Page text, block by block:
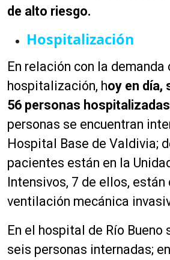
de alto riesgo.
Hospitalización
En relación con la demanda
hospitalización, hoy en día,
56 personas hospitalizadas
personas se encuentran
Hospital Base de Valdivia;
pacientes están en la
Intensivos, 7 de ellos, están
ventilación mecánica
En el hospital de Río Bueno
seis personas internadas;